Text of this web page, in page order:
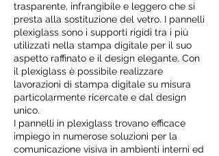
trasparente, infrangibile e leggero che si
presta alla sostituzione del vetro. I pannelli
plexiglass sono i supporti rigidi tra i più
utilizzati nella stampa digitale per il suo
aspetto raffinato e il design elegante. Con
il plexiglass è possibile realizzare
lavorazioni di stampa digitale su misura
particolarmente ricercate e dal design
unico.
I pannelli in plexiglass trovano efficace
impiego in numerose soluzioni per la
comunicazione visiva in ambienti interni ed